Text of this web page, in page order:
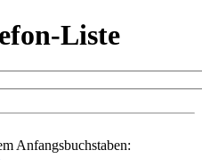
Liste
Anfangsbuchstaben: